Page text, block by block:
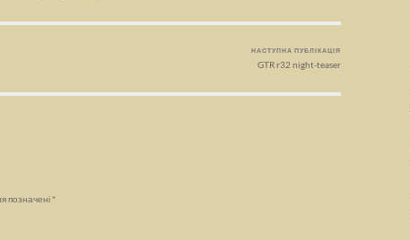
НАСТУПНА ПУБЛІКАЦІЯ
GTR r32 night-teaser
позначені *